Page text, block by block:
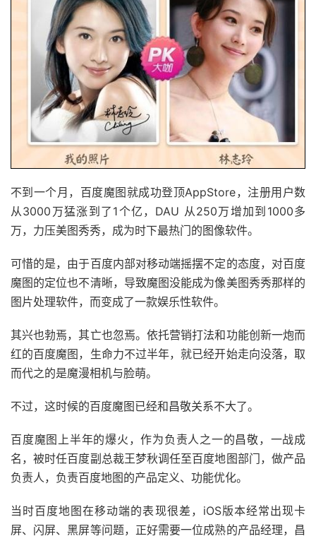
不到一个月，百度魔图就成功登顶AppStore，注册用户数
从3000万猛涨到了1个亿，DAU 从250万增加到1000多
万，力压美图秀秀，成为时下最热门的图像软件。
可惜的是，由于百度内部对移动端摇摆不定的态度，对百度
魔图的定位也不清晰，导致魔图没能成为像美图秀秀那样的
图片处理软件，而变成了一款娱乐性软件。
其兴也勃焉，其亡也忽焉。依托营销打法和功能创新一炮而
红的百度魔图，生命力不过半年，就已经开始走向没落，取
而代之的是魔漫相机与脸萌。
不过，这时候的百度魔图已经和昌敬关系不大了。
百度魔图上半年的爆火，作为负责人之一的昌敬，一战成
名，被时任百度副总裁王梦秋调任至百度地图部门，做产品
负责人，负责百度地图的产品定义、功能优化。
当时百度地图在移动端的表现很差，iOS版本经常出现卡
屏、闪屏、黑屏等问题，正好需要一位成熟的产品经理，昌